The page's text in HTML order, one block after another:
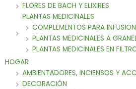
FLORES DE BACH Y ELIXIRES
PLANTAS MEDICINALES
COMPLEMENTOS PARA
PLANTAS MEDICINALES A
PLANTAS MEDICINALES EN
HOGAR
AMBIENTADORES, INCIENSOS Y
DECORACIÓN